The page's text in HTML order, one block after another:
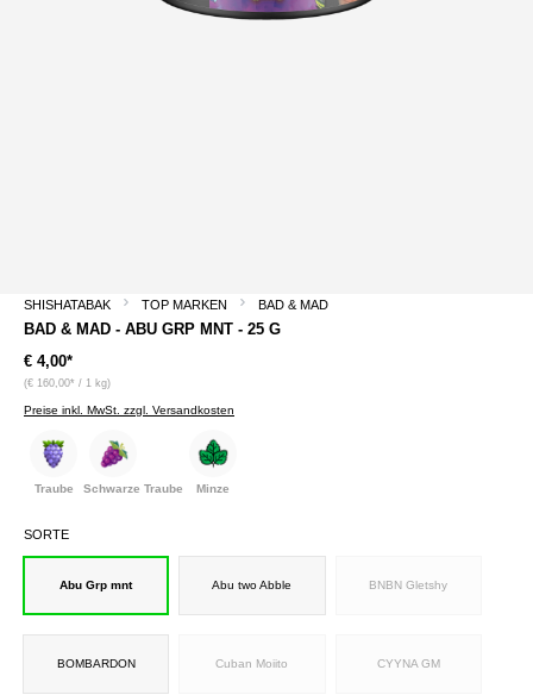
SHISHATABAK TOP MARKEN BAD & MAD
BAD & MAD - ABU GRP MNT - 25 G
€ 4,00*
(€ 160,00* / 1 kg)
Preise inkl. MwSt. zzgl. Versandkosten
Traube Schwarze Traube Minze
SORTE
Abu Grp mnt Abu two Abble BNBN Gletshy
BOMBARDON Cuban Moiito CYYNA GM